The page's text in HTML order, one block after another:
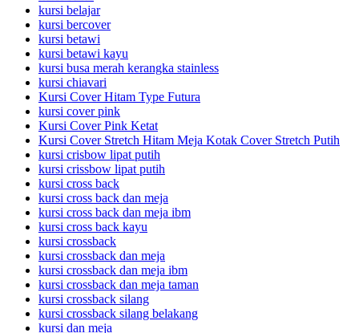
kursi belajar
kursi bercover
kursi betawi
kursi betawi kayu
kursi busa merah kerangka stainless
kursi chiavari
Kursi Cover Hitam Type Futura
kursi cover pink
Kursi Cover Pink Ketat
Kursi Cover Stretch Hitam Meja Kotak Cover Stretch Putih
kursi crisbow lipat putih
kursi crissbow lipat putih
kursi cross back
kursi cross back dan meja
kursi cross back dan meja ibm
kursi cross back kayu
kursi crossback
kursi crossback dan meja
kursi crossback dan meja ibm
kursi crossback dan meja taman
kursi crossback silang
kursi crossback silang belakang
kursi dan meja